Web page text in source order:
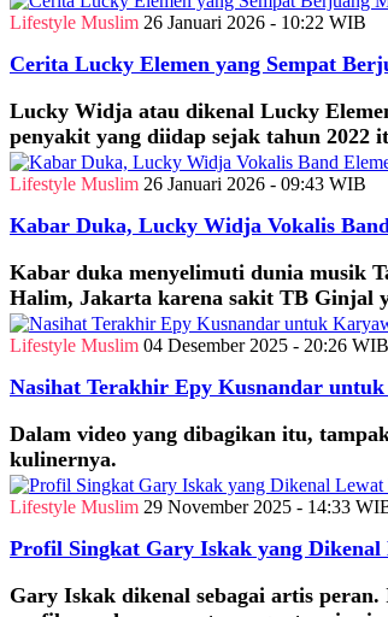
Lifestyle Muslim 26 Januari 2026 - 10:22 WIB
Cerita Lucky Elemen yang Sempat
Lucky Widja atau dikenal Lucky
penyakit yang diidap sejak tahun 2022
Lifestyle Muslim 26 Januari 2026 - 09:43 WIB
Kabar Duka, Lucky Widja Vokalis
Kabar duka menyelimuti dunia musik
Halim, Jakarta karena sakit TB Ginjal
Lifestyle Muslim 04 Desember 2025 - 20:26 WIB
Nasihat Terakhir Epy Kusnandar
Dalam video yang dibagikan itu,
kulinernya.
Lifestyle Muslim 29 November 2025 - 14:33
Profil Singkat Gary Iskak yang
Gary Iskak dikenal sebagai artis